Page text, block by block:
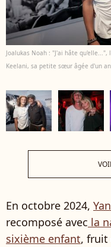
Joalukas Noah : "J'ai hâte
Keelani, sa petite sœur âgée d'un an
En octobre 2024,
recomposé avec la
sixième enfant, fruit